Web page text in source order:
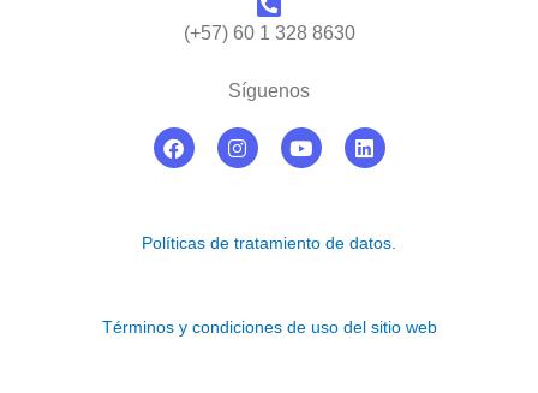
(+57) 60 1 328 8630
Síguenos
F
a
o
I
n
g
Y
o
b
L
i
d
Políticas de tratamiento de datos.
Términos y condiciones de uso del sitio web